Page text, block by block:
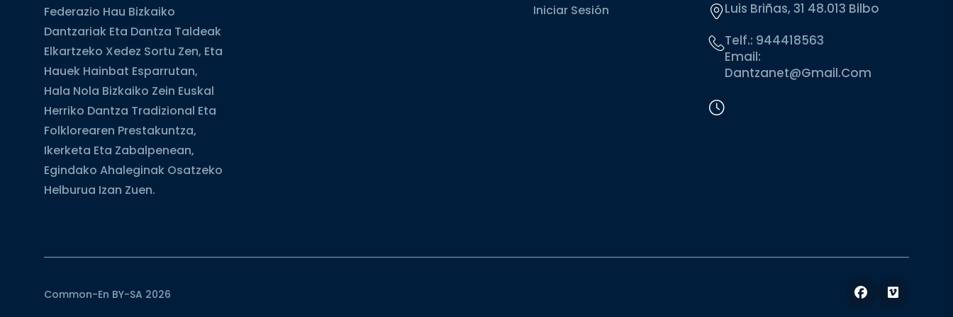
Federazio Hau Bizkaiko
Dantzariak Eta Dantza Taldeak
Elkartzeko Xedez Sortu Zen, Eta
Hauek Hainbat Esparrutan,
Hala Nola Bizkaiko Zein Euskal
Herriko Dantza Tradizional Eta
Folklorearen Prestakuntza,
Ikerketa Eta Zabalpenean,
Egindako Ahaleginak Osatzeko
Helburua Izan Zuen.
Iniciar Sesión
Luis Briñas, 31 48.013 Bilbo
Telf.: 944418563
Email:
Dantzanet@gmail.com
Common-En BY-SA 2026 Facebook
Vimeo